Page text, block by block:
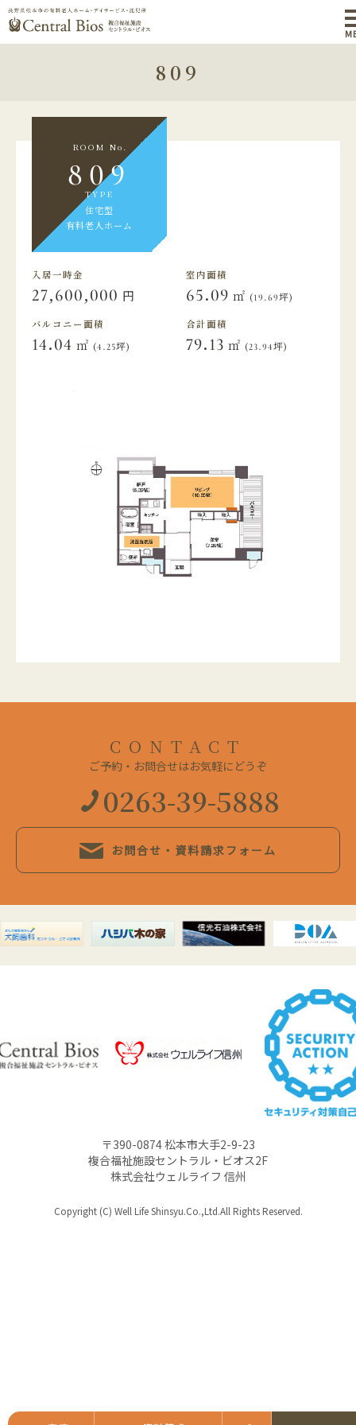
809
ROOM No.
809
TYPE
住宅型
有料老人ホーム
入居一時金
27,600,000 円
室内面積
65.09 ㎡ (19.69坪)
バルコニー面積
14.04 ㎡ (4.25坪)
合計面積
79.13 ㎡ (23.94坪)
CONTACT
ご予約・お問合せはお気軽にどうぞ
0263-39-5888
お問合せ・資料請求フォーム
〒390-0874 松本市大手2-9-23
複合福祉施設セントラル・ビオス2F
株式会社ウェルライフ 信州
Copyright (C) Well Life Shinsyu.Co.,Ltd.All Rights Reserved.